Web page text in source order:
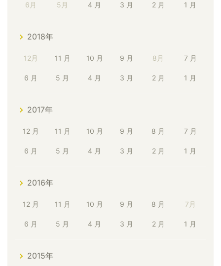
6月 5月 4 月 3 月 2 月 1 月
2018年
12月 11 月 10 月 9 月 8月 7 月
6 月 5 月 4 月 3 月 2 月 1 月
2017年
12 月 11 月 10 月 9 月 8 月 7 月
6 月 5 月 4 月 3 月 2 月 1 月
2016年
12 月 11 月 10 月 9 月 8 月 7月
6 月 5 月 4 月 3 月 2 月 1 月
2015年